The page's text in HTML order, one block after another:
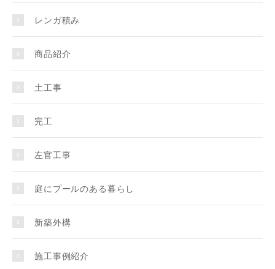
レンガ積み
商品紹介
土工事
完工
左官工事
庭にプールのある暮らし
新築外構
施工事例紹介